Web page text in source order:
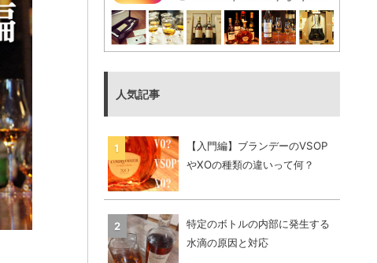
人気記事
【入門編】ブランデーのVSOP
やXOの種類の違いって何？
特定のボトルの内部に発生する
水滴の原因と対応